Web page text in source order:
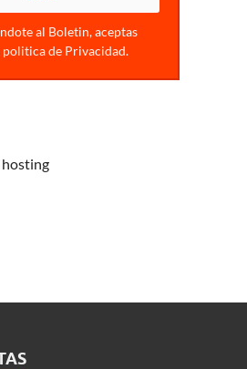
al Boletin, aceptas
politica de Privacidad.